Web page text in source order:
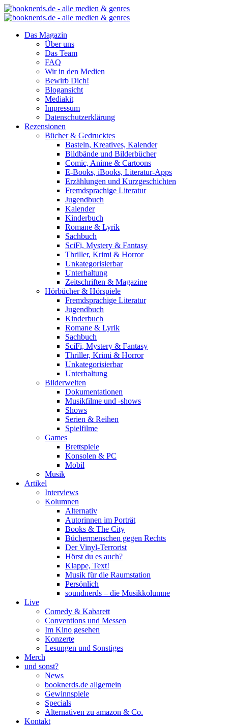
Das Magazin
Über uns
Das Team
FAQ
Wir in den Medien
Bewirb Dich!
Blogansicht
Mediakit
Impressum
Datenschutzerklärung
Rezensionen
Bücher & Gedrucktes
Basteln, Kreatives, Kalender
Bildbände und Bilderbücher
Comic, Anime & Cartoons
E-Books, iBooks, Literatur-Apps
Erzählungen und Kurzgeschichten
Fremdsprachige Literatur
Jugendbuch
Kalender
Kinderbuch
Romane & Lyrik
Sachbuch
SciFi, Mystery & Fantasy
Thriller, Krimi & Horror
Unkategorisierbar
Unterhaltung
Zeitschriften & Magazine
Hörbücher & Hörspiele
Fremdsprachige Literatur
Jugendbuch
Kinderbuch
Romane & Lyrik
Sachbuch
SciFi, Mystery & Fantasy
Thriller, Krimi & Horror
Unkategorisierbar
Unterhaltung
Bilderwelten
Dokumentationen
Musikfilme und -shows
Shows
Serien & Reihen
Spielfilme
Games
Brettspiele
Konsolen & PC
Mobil
Musik
Artikel
Interviews
Kolumnen
Alternativ
Autorinnen im Porträt
Books & The City
Büchermenschen gegen Rechts
Der Vinyl-Terrorist
Hörst du es auch?
Klappe, Text!
Musik für die Raumstation
Persönlich
soundnerds – die Musikkolumne
Live
Comedy & Kabarett
Conventions und Messen
Im Kino gesehen
Konzerte
Lesungen und Sonstiges
Merch
und sonst?
News
booknerds.de allgemein
Gewinnspiele
Specials
Alternativen zu amazon & Co.
Kontakt